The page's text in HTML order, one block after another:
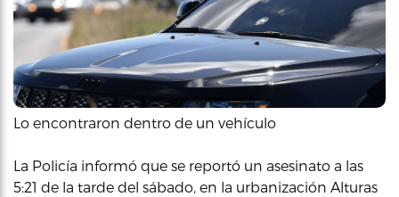
Lo encontraron dentro de un vehículo
La Policía informó que se reportó un asesinato a las
5:21 de la tarde del sábado, en la urbanización Alturas